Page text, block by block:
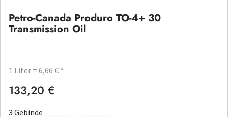
Petro-Canada Produro TO-4+ 30
Transmission Oil
1 Liter = 6,66 € *
Regulärer Preis:
133,20 €
3 Gebinde